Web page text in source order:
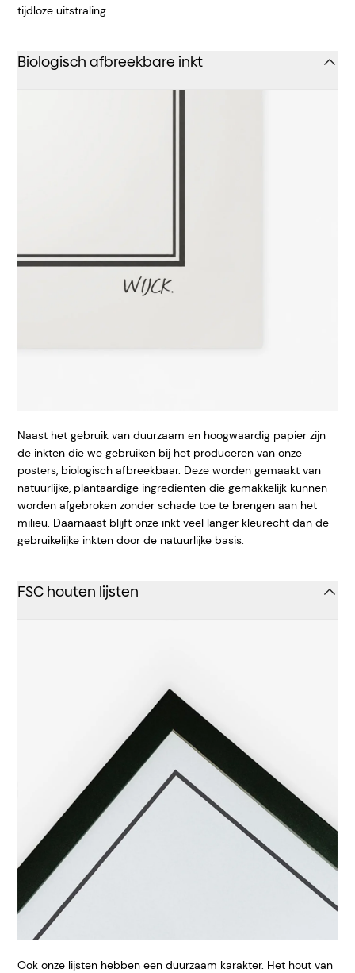
tijdloze uitstraling.
Biologisch afbreekbare inkt
Naast het gebruik van duurzaam en hoogwaardig papier zijn
de inkten die we gebruiken bij het produceren van onze
posters, biologisch afbreekbaar. Deze worden gemaakt van
natuurlijke, plantaardige ingrediënten die gemakkelijk kunnen
worden afgebroken zonder schade toe te brengen aan het
milieu. Daarnaast blijft onze inkt veel langer kleurecht dan de
gebruikelijke inkten door de natuurlijke basis.
FSC houten lijsten
Ook onze lijsten hebben een duurzaam karakter. Het hout van